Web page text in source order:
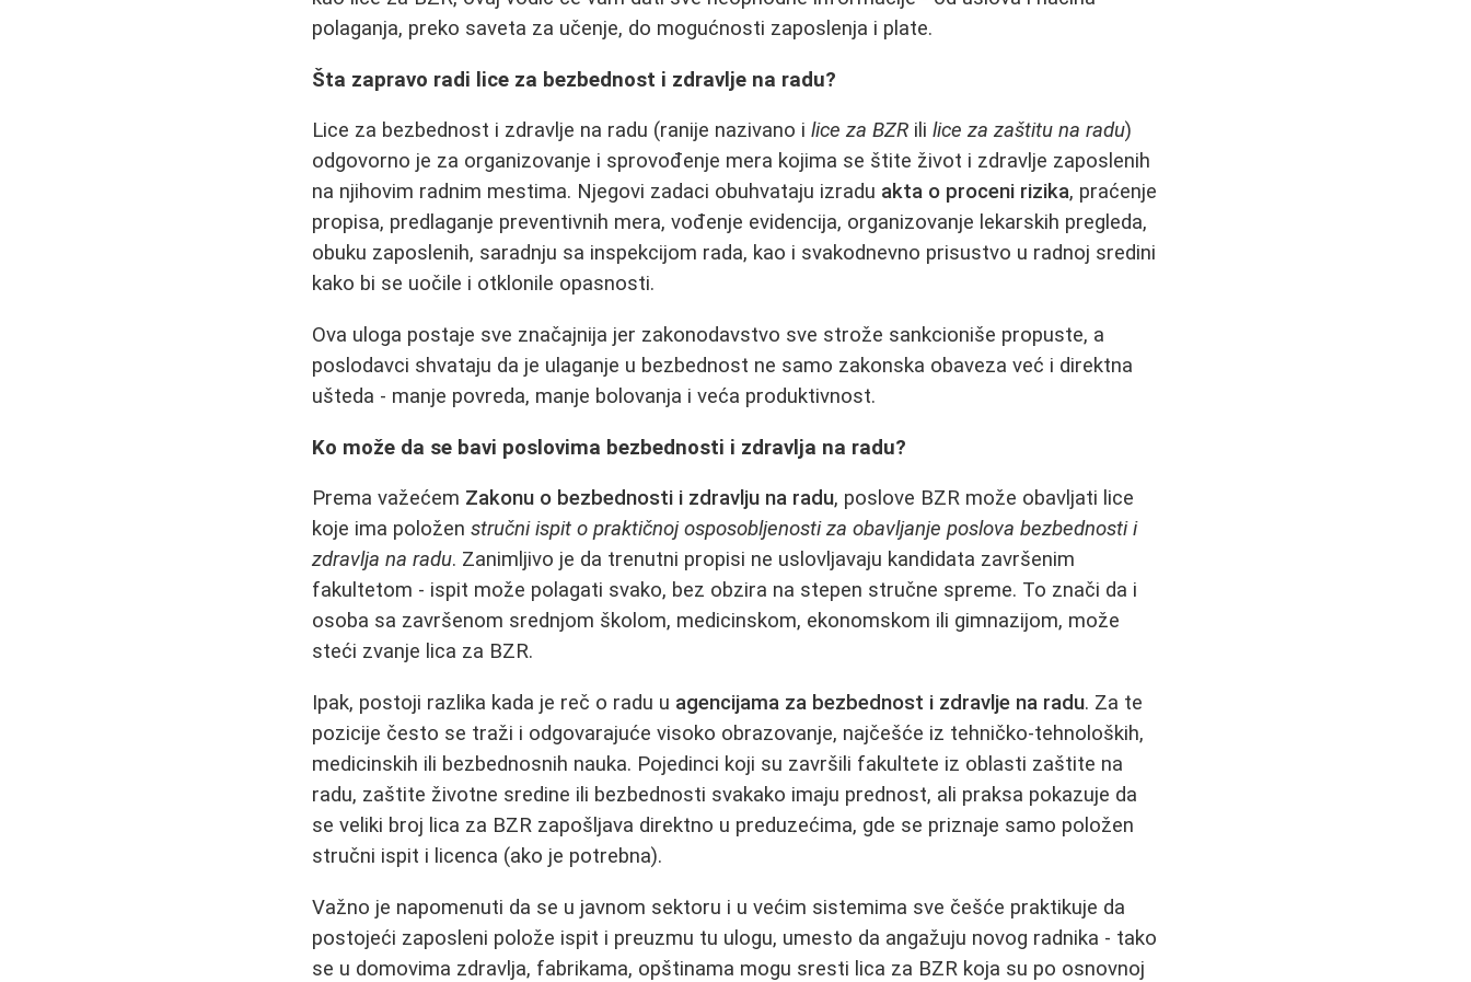
polaganja, preko saveta za učenje, do mogućnosti zaposlenja i plate.
Šta zapravo radi lice za bezbednost i zdravlje na radu?
Lice za bezbednost i zdravlje na radu (ranije nazivano ilice za BZR ililice za zaštitu na radu)
odgovorno je za organizovanje i sprovođenje mera kojima se štite život i zdravlje zaposlenih
na njihovim radnim mestima. Njegovi zadaci obuhvataju izradu akta o proceni rizika, praćenje
propisa, predlaganje preventivnih mera, vođenje evidencija, organizovanje lekarskih pregleda,
obuku zaposlenih, saradnju sa inspekcijom rada, kao i svakodnevno prisustvo u radnoj sredini
kako bi se uočile i otklonile opasnosti.
Ova uloga postaje sve značajnija jer zakonodavstvo sve strože sankcioniše propuste, a
poslodavci shvataju da je ulaganje u bezbednost ne samo zakonska obaveza već i direktna
ušteda - manje povreda, manje bolovanja i veća produktivnost.
Ko može da se bavi poslovima bezbednosti i zdravlja na radu?
Prema važećem Zakonu o bezbednosti i zdravlju na radu, poslove BZR može obavljati lice
koje ima položenstručni ispit o praktičnoj osposobljenosti za obavljanje poslova bezbednosti i
zdravlja na radu. Zanimljivo je da trenutni propisi ne uslovljavaju kandidata završenim
fakultetom - ispit može polagati svako, bez obzira na stepen stručne spreme. To znači da i
osoba sa završenom srednjom školom, medicinskom, ekonomskom ili gimnazijom, može
steći zvanje lica za BZR.
Ipak, postoji razlika kada je reč o radu u agencijama za bezbednost i zdravlje na radu. Za te
pozicije često se traži i odgovarajuće visoko obrazovanje, najčešće iz tehničko-tehnoloških,
medicinskih ili bezbednosnih nauka. Pojedinci koji su završili fakultete iz oblasti zaštite na
radu, zaštite životne sredine ili bezbednosti svakako imaju prednost, ali praksa pokazuje da
se veliki broj lica za BZR zapošljava direktno u preduzećima, gde se priznaje samo položen
stručni ispit i licenca (ako je potrebna).
Važno je napomenuti da se u javnom sektoru i u većim sistemima sve češće praktikuje da
postojeći zaposleni polože ispit i preuzmu tu ulogu, umesto da angažuju novog radnika - tako
se u domovima zdravlja, fabrikama, opštinama mogu sresti lica za BZR koja su po osnovnoj